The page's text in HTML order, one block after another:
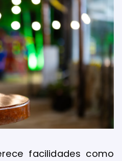
facilidades como